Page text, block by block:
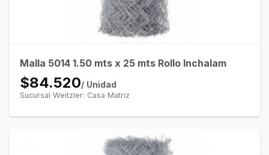
Malla 5014 1.50 mts x 25 mts Rollo Inchalam
$84.520/ Unidad
Sucursal Weitzler: Casa Matriz